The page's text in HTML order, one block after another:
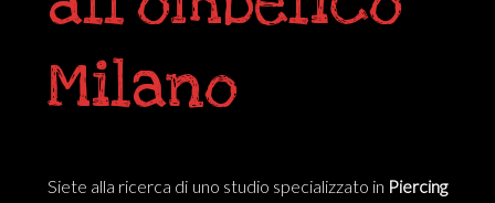
Milano
Siete alla ricerca di uno studio specializzato in Piercing